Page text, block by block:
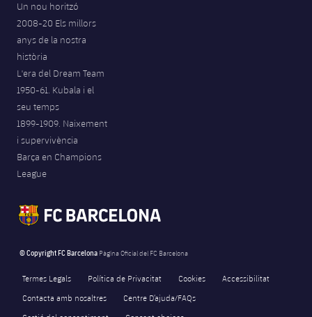
Jugadors
Resultats
Classificació
Fotos
Notícies
Voleibol femení
Apunta't a les amateurs
plusicon
més
Carnet de l'Esportista Amateur
PLUSICON
MÉS
League of Legends
Un nou horitzó
2008-20 Els millors
anys de la nostra
història
L'era del Dream Team
1950-61. Kubala i el
seu temps
1899-1909. Naixement
i supervivència
Barça en Champions
League
© Copyright FC Barcelona Pàgina Oficial del FC Barcelona
Termes Legals Política de Privacitat Cookies
Accessibilitat
Contacta amb nosaltres
Centre D’ajuda/FAQs